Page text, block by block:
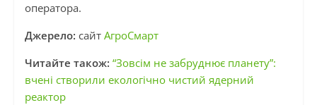
оператора.
Джерело: сайт АгроСмарт
Читайте також: “Зовсім не забруднює планету”:
вчені створили екологічно чистий ядерний
реактор